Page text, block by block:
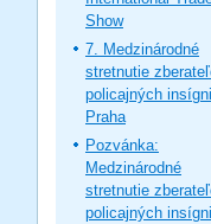
Show
7. Medzinárodné
stretnutie
policajných
Praha
Pozvánka:
Medzinárodné
stretnutie
policajných